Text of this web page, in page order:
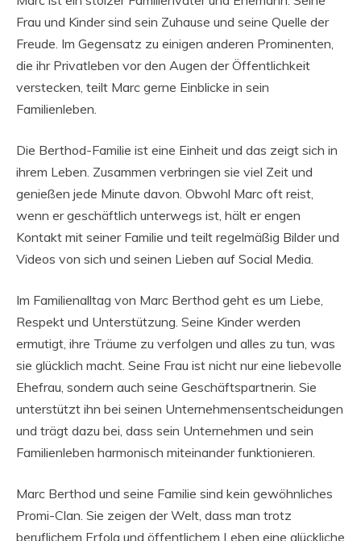
Frau und Kinder sind sein Zuhause und seine Quelle der
Freude. Im Gegensatz zu einigen anderen Prominenten,
die ihr Privatleben vor den Augen der Öffentlichkeit
verstecken, teilt Marc gerne Einblicke in sein
Familienleben.
Die Berthod-Familie ist eine Einheit und das zeigt sich in
ihrem Leben. Zusammen verbringen sie viel Zeit und
genießen jede Minute davon. Obwohl Marc oft reist,
wenn er geschäftlich unterwegs ist, hält er engen
Kontakt mit seiner Familie und teilt regelmäßig Bilder und
Videos von sich und seinen Lieben auf Social Media.
Im Familienalltag von Marc Berthod geht es um Liebe,
Respekt und Unterstützung. Seine Kinder werden
ermutigt, ihre Träume zu verfolgen und alles zu tun, was
sie glücklich macht. Seine Frau ist nicht nur eine liebevolle
Ehefrau, sondern auch seine Geschäftspartnerin. Sie
unterstützt ihn bei seinen Unternehmensentscheidungen
und trägt dazu bei, dass sein Unternehmen und sein
Familienleben harmonisch miteinander funktionieren.
Marc Berthod und seine Familie sind kein gewöhnliches
Promi-Clan. Sie zeigen der Welt, dass man trotz
beruflichem Erfolg und öffentlichem Leben eine glückliche